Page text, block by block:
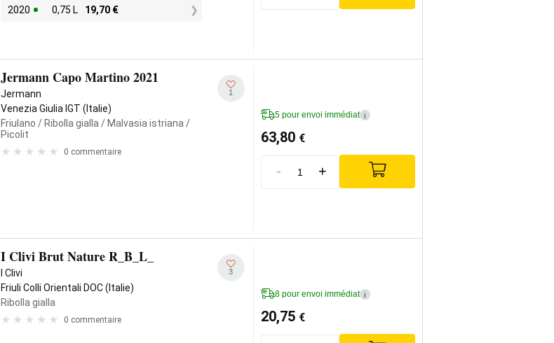
2020 0,75 L 19,70 €
Jermann Capo Martino 2021
Jermann
Venezia Giulia IGT (Italie)
Friulano / Ribolla gialla / Malvasia istriana /
Picolit
0 commentaire
1
5 pour envoi immédiat i
63,80 €
- +
I Clivi Brut Nature R_B_L_
I Clivi
Friuli Colli Orientali DOC (Italie)
Ribolla gialla
0 commentaire
3
8 pour envoi immédiat i
20,75 €